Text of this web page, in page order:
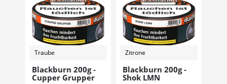
Traube
Blackburn 200g -
Cupper Grupper
Zitrone
Blackburn 200g -
Shok LMN